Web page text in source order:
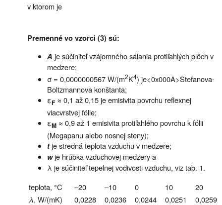
v ktorom je
Premenné vo vzorci (3) sú:
A je súčiniteľ vzájomného sálania protiľahlých plôch v
medzere;
σ = 0,0000000567 W/(m2K4) je<0x000A>Stefanova-
Boltzmannova konštanta;
εF≈ 0,1 až 0,15 je emisivita povrchu reflexnej
viacvrstvej fólie;
εM ≈ 0,9 až 1 emisivita protiľahlého povrchu k fólii
(Megapanu alebo nosnej steny);
tje stredná teplota vzduchu v medzere;
wje hrúbka vzduchovej medzery a
λ je súčiniteľ tepelnej vodivosti vzduchu, viz tab. 1.
teplota, °C
–20 –10 0 10
20
λ, W/(mK) 0,0228 0,0236 0,0244 0,0251
0,0259